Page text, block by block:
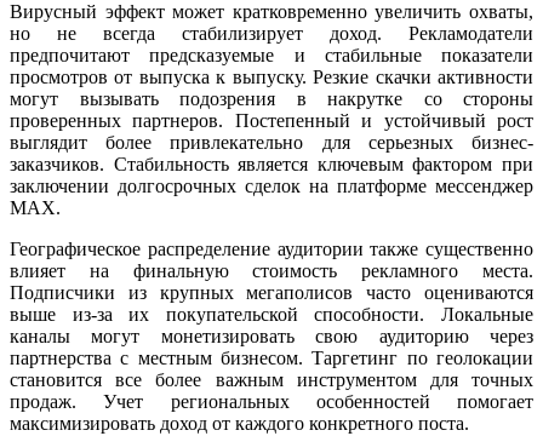
Вирусный эффект может кратковременно увеличить охваты,
но не всегда стабилизирует доход. Рекламодатели
предпочитают предсказуемые и стабильные показатели
просмотров от выпуска к выпуску. Резкие скачки активности
могут вызывать подозрения в накрутке со стороны
проверенных партнеров. Постепенный и устойчивый рост
выглядит более привлекательно для серьезных бизнес-
заказчиков. Стабильность является ключевым фактором при
заключении долгосрочных сделок на платформе мессенджер
MAX.
Географическое распределение аудитории также существенно
влияет на финальную стоимость рекламного места.
Подписчики из крупных мегаполисов часто оцениваются
выше из-за их покупательской способности. Локальные
каналы могут монетизировать свою аудиторию через
партнерства с местным бизнесом. Таргетинг по геолокации
становится все более важным инструментом для точных
продаж. Учет региональных особенностей помогает
максимизировать доход от каждого конкретного поста.